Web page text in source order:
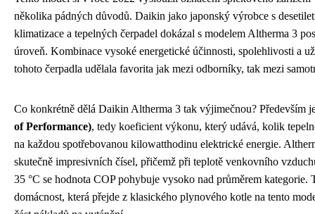
několika pádných důvodů. Daikin jako japonský výrobce s
klimatizace a tepelných čerpadel dokázal s modelem Altherma 3
úroveň. Kombinace vysoké energetické účinnosti, spolehlivosti a
tohoto čerpadla udělala favorita jak mezi odborníky, tak mezi
Co konkrétně dělá Daikin Altherma 3 tak výjimečnou? Především
of Performance), tedy koeficient výkonu, který udává, kolik
na každou spotřebovanou kilowatthodinu elektrické energie.
skutečně impresivních čísel, přičemž při teplotě venkovního
35 °C se hodnota COP pohybuje vysoko nad průměrem kategorie.
domácnost, která přejde z klasického plynového kotle na tento